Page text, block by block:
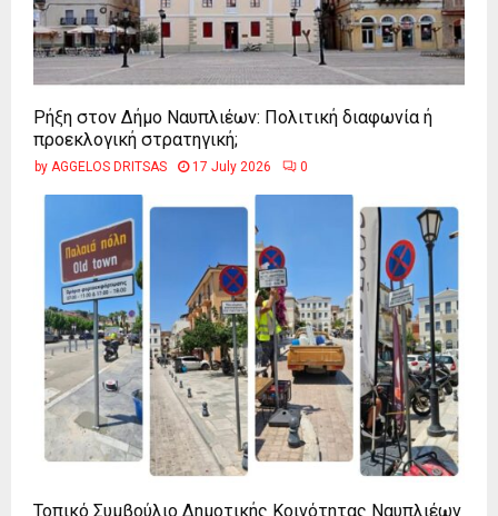
Ρήξη στον Δήμο Ναυπλιέων: Πολιτική διαφωνία ή
προεκλογική στρατηγική;
by AGGELOS DRITSAS 17 July 2026 0
Τοπικό Συμβούλιο Δημοτικής Κοινότητας Ναυπλιέων